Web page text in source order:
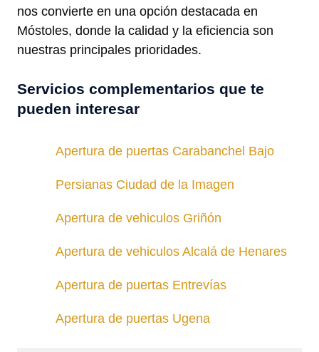
nos convierte en una opción destacada en
Móstoles, donde la calidad y la eficiencia son
nuestras principales prioridades.
Servicios complementarios que te
pueden interesar
Apertura de puertas Carabanchel Bajo
Persianas Ciudad de la Imagen
Apertura de vehiculos Griñón
Apertura de vehiculos Alcalá de Henares
Apertura de puertas Entrevías
Apertura de puertas Ugena